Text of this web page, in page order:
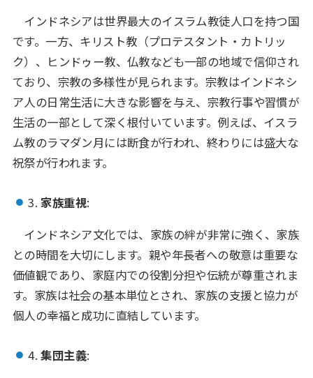
インドネシアは世界最大のイスラム教徒人口を持つ国
です。一方、キリスト教（プロテスタント・カトリッ
ク）、ヒンドゥー教、仏教なども一部の地域で信仰され
ており、宗教の多様性が見られます。宗教はインドネシ
ア人の日常生活に大きな影響を与え、宗教行事や習慣が
生活の一部として深く根付いています。例えば、イスラ
ム教のラマダン月には断食が行われ、終わりには盛大な
祝祭が行われます。
3.家族重視:
インドネシア文化では、家族の絆が非常に強く、家族
との時間を大切にします。親や年長者への敬意は重要な
価値観であり、家庭内での役割分担や伝統が尊重されま
す。家族は社会の基本単位とされ、家族の支援と協力が
個人の幸福と成功に直結しています。
4.集団主義: